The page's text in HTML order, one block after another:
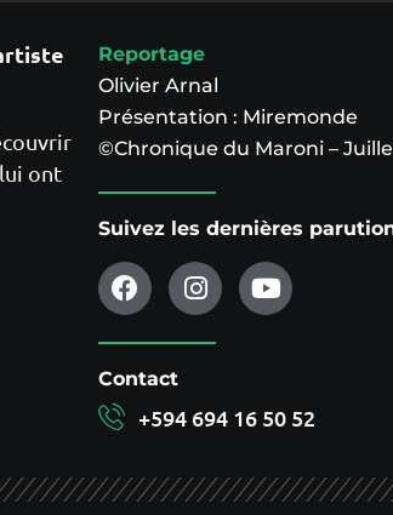
ont
Reportage
Olivier Arnal
Présentation : Miremonde
©Chronique du Maroni –
Suivez les dernières
Contact
+594 694 16 50 52